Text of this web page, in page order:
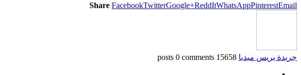
Share FacebookTwitterGoogle+ReddItWhatsAppPinterestEmail
جريدة بريس ميديا 15658 posts
0 comments